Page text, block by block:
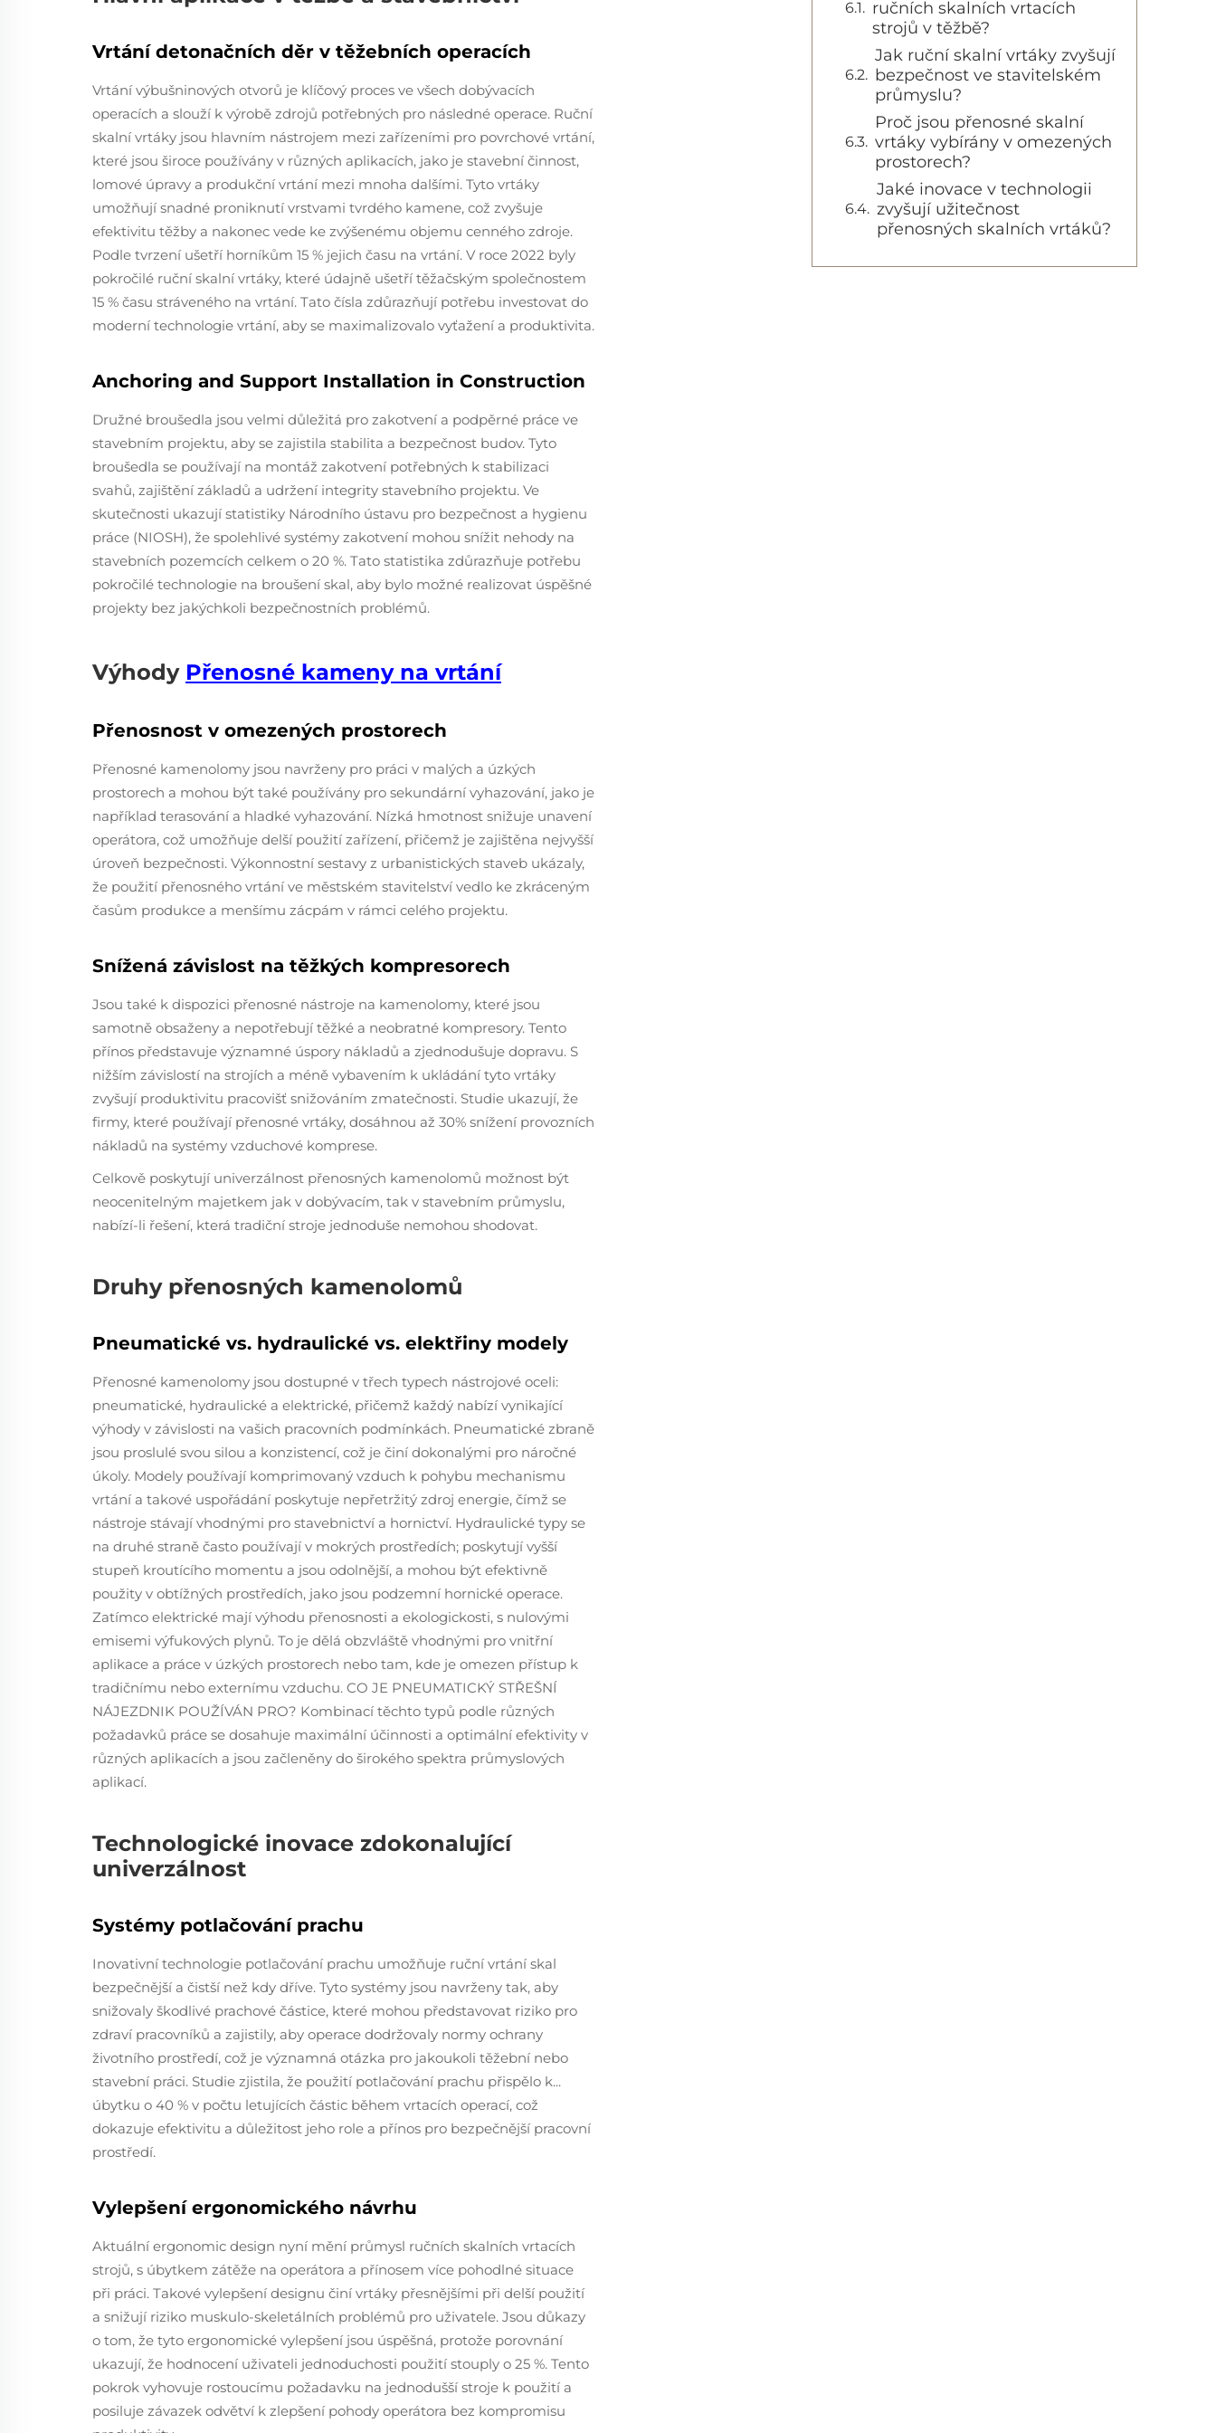
ručních skalních vrtacích
strojů v těžbě?
Jak ruční skalní vrtáky zvyšují
bezpečnost ve stavitelském
průmyslu?
Proč jsou přenosné skalní
vrtáky vybírány v omezených
prostorech?
Jaké inovace v technologii
zvyšují užitečnost
přenosných skalních vrtáků?
Vrtání detonačních děr v těžebních operacích
Vrtání výbušninových otvorů je klíčový proces ve všech dobývacích
operacích a slouží k výrobě zdrojů potřebných pro následné operace. Ruční
skalní vrtáky jsou hlavním nástrojem mezi zařízeními pro povrchové vrtání,
které jsou široce používány v různých aplikacích, jako je stavební činnost,
lomové úpravy a produkční vrtání mezi mnoha dalšími. Tyto vrtáky
umožňují snadné proniknutí vrstvami tvrdého kamene, což zvyšuje
efektivitu těžby a nakonec vede ke zvýšenému objemu cenného zdroje.
Podle tvrzení ušetří horníkům 15 % jejich času na vrtání. V roce 2022 byly
pokročilé ruční skalní vrtáky, které údajně ušetří těžačským společnostem
15 % času stráveného na vrtání. Tato čísla zdůrazňují potřebu investovat do
moderní technologie vrtání, aby se maximalizovalo vyťažení a produktivita.
Anchoring and Support Installation in Construction
Družné broušedla jsou velmi důležitá pro zakotvení a podpěrné práce ve
stavebním projektu, aby se zajistila stabilita a bezpečnost budov. Tyto
broušedla se používají na montáž zakotvení potřebných k stabilizaci
svahů, zajištění základů a udržení integrity stavebního projektu. Ve
skutečnosti ukazují statistiky Národního ústavu pro bezpečnost a hygienu
práce (NIOSH), že spolehlivé systémy zakotvení mohou snížit nehody na
stavebních pozemcích celkem o 20 %. Tato statistika zdůrazňuje potřebu
pokročilé technologie na broušení skal, aby bylo možné realizovat úspěšné
projekty bez jakýchkoli bezpečnostních problémů.
Výhody Přenosné kameny na vrtání
Přenosnost v omezených prostorech
Přenosné kamenolomy jsou navrženy pro práci v malých a úzkých
prostorech a mohou být také používány pro sekundární vyhazování, jako je
například terasování a hladké vyhazování. Nízká hmotnost snižuje unavení
operátora, což umožňuje delší použití zařízení, přičemž je zajištěna nejvyšší
úroveň bezpečnosti. Výkonnostní sestavy z urbanistických staveb ukázaly,
že použití přenosného vrtání ve městském stavitelství vedlo ke zkráceným
časům produkce a menšímu zácpám v rámci celého projektu.
Snížená závislost na těžkých kompresorech
Jsou také k dispozici přenosné nástroje na kamenolomy, které jsou
samotně obsaženy a nepotřebují těžké a neobratné kompresory. Tento
přínos představuje významné úspory nákladů a zjednodušuje dopravu. S
nižším závislostí na strojích a méně vybavením k ukládání tyto vrtáky
zvyšují produktivitu pracovišť snižováním zmatečnosti. Studie ukazují, že
firmy, které používají přenosné vrtáky, dosáhnou až 30% snížení provozních
nákladů na systémy vzduchové komprese.
Celkově poskytují univerzálnost přenosných kamenolomů možnost být
neocenitelným majetkem jak v dobývacím, tak v stavebním průmyslu,
nabízí-li řešení, která tradiční stroje jednoduše nemohou shodovat.
Druhy přenosných kamenolomů
Pneumatické vs. hydraulické vs. elektřiny modely
Přenosné kamenolomy jsou dostupné v třech typech nástrojové oceli:
pneumatické, hydraulické a elektrické, přičemž každý nabízí vynikající
výhody v závislosti na vašich pracovních podmínkách. Pneumatické zbraně
jsou proslulé svou silou a konzistencí, což je činí dokonalými pro náročné
úkoly. Modely používají komprimovaný vzduch k pohybu mechanismu
vrtání a takové uspořádání poskytuje nepřetržitý zdroj energie, čímž se
nástroje stávají vhodnými pro stavebnictví a hornictví. Hydraulické typy se
na druhé straně často používají v mokrých prostředích; poskytují vyšší
stupeň kroutícího momentu a jsou odolnější, a mohou být efektivně
použity v obtížných prostředích, jako jsou podzemní hornické operace.
Zatímco elektrické mají výhodu přenosnosti a ekologickosti, s nulovými
emisemi výfukových plynů. To je dělá obzvláště vhodnými pro vnitřní
aplikace a práce v úzkých prostorech nebo tam, kde je omezen přístup k
tradičnímu nebo externímu vzduchu. CO JE PNEUMATICKÝ STŘEŠNÍ
NÁJEZDNIK POUŽÍVÁN PRO? Kombinací těchto typů podle různých
požadavků práce se dosahuje maximální účinnosti a optimální efektivity v
různých aplikacích a jsou začleněny do širokého spektra průmyslových
aplikací.
Technologické inovace zdokonalující
univerzálnost
Systémy potlačování prachu
Inovativní technologie potlačování prachu umožňuje ruční vrtání skal
bezpečnější a čistší než kdy dříve. Tyto systémy jsou navrženy tak, aby
snižovaly škodlivé prachové částice, které mohou představovat riziko pro
zdraví pracovníků a zajistily, aby operace dodržovaly normy ochrany
životního prostředí, což je významná otázka pro jakoukoli těžební nebo
stavební práci. Studie zjistila, že použití potlačování prachu přispělo k...
úbytku o 40 % v počtu letujících částic během vrtacích operací, což
dokazuje efektivitu a důležitost jeho role a přínos pro bezpečnější pracovní
prostředí.
Vylepšení ergonomického návrhu
Aktuální ergonomic design nyní mění průmysl ručních skalních vrtacích
strojů, s úbytkem zátěže na operátora a přínosem více pohodlné situace
při práci. Takové vylepšení designu činí vrtáky přesnějšími při delší použití
a snižují riziko muskulo-skeletálních problémů pro uživatele. Jsou důkazy
o tom, že tyto ergonomické vylepšení jsou úspěšná, protože porovnání
ukazují, že hodnocení uživateli jednoduchosti použití stouply o 25 %. Tento
pokrok vyhovuje rostoucímu požadavku na jednodušší stroje k použití a
posiluje závazek odvětví k zlepšení pohody operátora bez kompromisu